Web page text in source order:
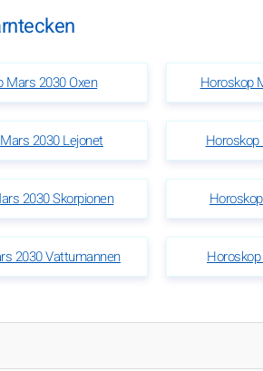
Mars 2030 Oxen Horoskop
2030 Lejonet
2030 Skorpionen
2030 Vattumannen